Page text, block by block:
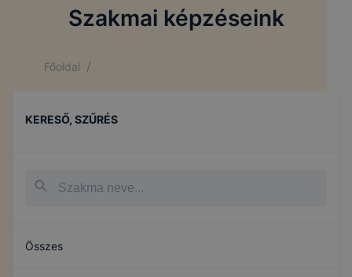
Szakmai képzéseink
Főoldal /
KERESŐ, SZŰRÉS
Összes